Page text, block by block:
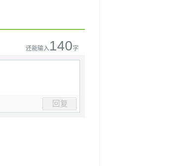
还能输入140字
回复